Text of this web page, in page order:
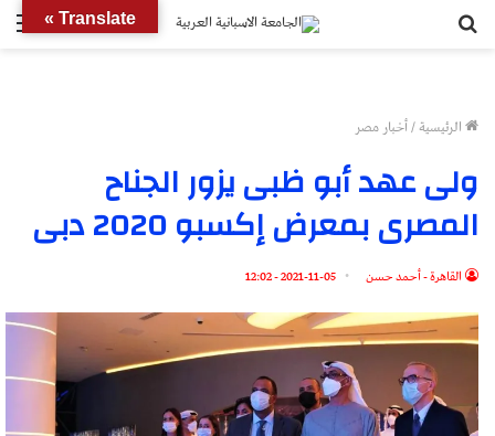
الرئيسية/أخبار مصر
ولى عهد أبو ظبى يزور الجناح
المصرى بمعرض إكسبو 2020 دبى
القاهرة - أحمد حسن 2021-11-05 - 12:02
Translate »